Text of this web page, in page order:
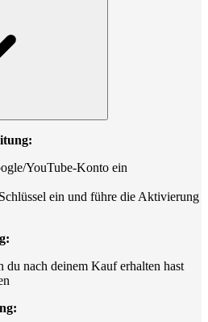
YouTube-Konto ein
ein und führe die Aktivierung
nach deinem Kauf erhalten hast